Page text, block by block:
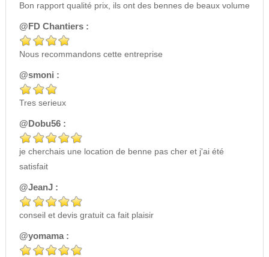
Bon rapport qualité prix, ils ont des bennes de beaux volume
@FD Chantiers :
Nous recommandons cette entreprise
@smoni :
Tres serieux
@Dobu56 :
je cherchais une location de benne pas cher et j'ai été
satisfait
@JeanJ :
conseil et devis gratuit ca fait plaisir
@yomama :